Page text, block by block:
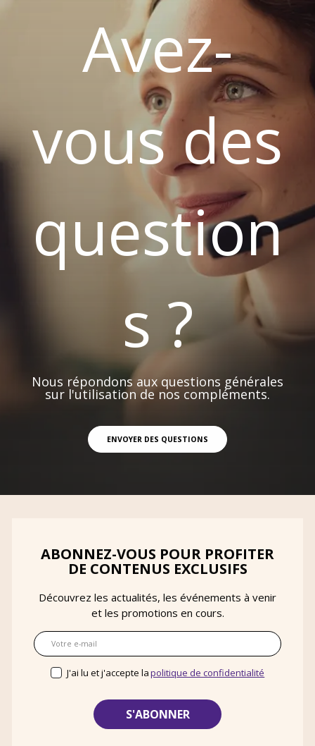
Avez-
vous des
question
s ?
Nous répondons aux questions générales
sur l'utilisation de nos compléments.
ENVOYER DES QUESTIONS
ABONNEZ-VOUS POUR PROFITER
DE CONTENUS EXCLUSIFS
Découvrez les actualités, les événements à venir
et les promotions en cours.
E-mail
J'ai lu et j'accepte lapolitique de confidentialité